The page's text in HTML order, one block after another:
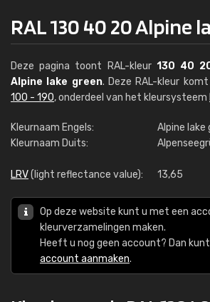
RAL 130 40 20 Alpine
Deze pagina toont RAL-kleur 130 40
Alpine lake green. Deze RAL-kleur
100 - 190, onderdeel van het kleursysteem
Kleurnaam Engels:
Alpine lake
Kleurnaam Duits:
LRV(light reflectance value): 13,65
Op deze website kunt u met een
kleurverzamelingen maken.
Heeft u nog geen account? Dan
account aanmaken.